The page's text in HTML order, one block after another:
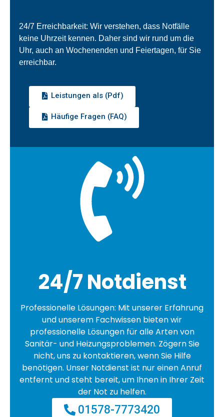
24/7 Erreichbarkeit: Wir verstehen, dass Notfälle
keine Uhrzeit kennen. Daher sind wir rund um die
Uhr, auch an Wochenenden und Feiertagen, für Sie
erreichbar.
Leistungen als (Pdf)
Häufige Fragen (FAQ)
24/7 Notdienst
Professionelle Lösungen: Mit unserer Erfahrung
und unserem Fachwissen bieten wir
professionelle Lösungen für alle Arten von
Sanitär- und Heizungsproblemen. Zögern Sie
nicht, uns zu kontaktieren, wenn Sie Hilfe
benötigen. Unser Notdienst ist nur einen Anruf
entfernt und steht bereit, um Ihnen in Ihrer Zeit
der Not zu helfen.
01578-7773420